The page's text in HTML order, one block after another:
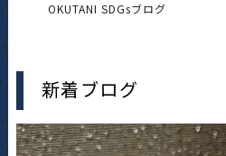
OKUTANI SDGsブログ
新着ブログ